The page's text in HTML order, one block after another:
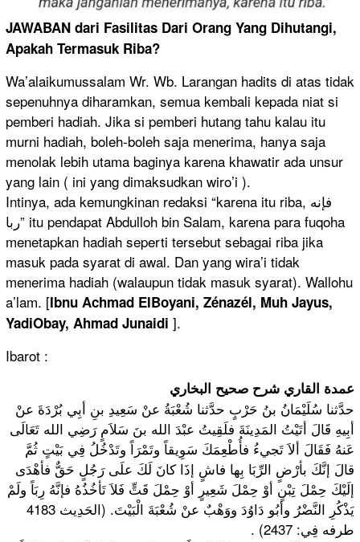
JAWABAN dari Fasilitas Dari Orang Yang Dihutangi,
Apakah Termasuk Riba?
Wa’alaikumussalam Wr. Wb. Larangan hadits di atas tidak
sepenuhnya diharamkan, semua kembali kepada niat si
pemberi hadiah. Jika si pemberi hutang tahu kalau itu
murni hadiah, boleh-boleh saja menerima, hanya saja
menolak lebih utama baginya karena khawatir ada unsur
yang lain ( ini yang dimaksudkan wiro’i ).
Intinya, ada kemungkinan redaksi “karena itu riba, فإنه
ربا” itu pendapat Abdulloh bin Salam, karena para fuqoha
menetapkan hadiah seperti tersebut sebagai riba jika
masuk pada syarat di awal. Dan yang wira’i tidak
menerima hadiah (walaupun tidak masuk syarat). Wallohu
a’lam. [Ibnu Achmad ElBoyani, Zénazél, Muh Jayus,
YadiObay, Ahmad Junaidi ].
Ibarot :
عمدة القاري شرح صحيح البخاري
حدَّثنا سُلَيْمَانُ بنُ حَرْبٍ حدَّثنا شُعْبَةُ عنْ سَعِيدِ بنِ أبِي بُرْدَةَ عنْ
أبِيهِ قَالَ أتَيْتُ المَدِينَةَ فلَقِيتُ عبْدَ الله بنَ سَلاَمٍ رَضِي الله تَعَالَى
عَنهُ فَقَالَ ألاَ تَجيءُ فأُطْعِمَكَ سَوِيقاً وتَمْرَاً وتَدْخُلُ فِي بَيْتٍ ثُمَّ
قالَ إنَّكَ بأرْضٍ الرِّبَا بِها فاشٍ إذَا كانَ لَكَ علَى رَجُلٍ حَقٌّ فأهْدَى
إلَيْكَ حِمْلَ تِبْنٍ أوْ حِمْلَ شَعِيرٍ أوْ حِمْلَ قَتٍّ فَلاَ تَأخُذُهُ فإنَّهُ رِبَاً ولَمْ
يَذْكُرِ النَّضْرُ وأبُو دَاوُدَ ووَهْبٌ عنْ شُعْبَةَ الْبَيْتَ. (الحَدِيث 4183
طرفه فِي: 2437) .